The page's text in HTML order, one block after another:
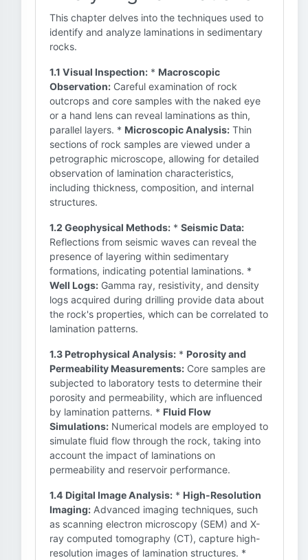
This chapter delves into the techniques used to
identify and analyze laminations in sedimentary
rocks.
1.1 Visual Inspection: * Macroscopic
Observation: Careful examination of rock
outcrops and core samples with the naked eye
or a hand lens can reveal laminations as thin,
parallel layers. * Microscopic Analysis: Thin
sections of rock samples are viewed under a
petrographic microscope, allowing for detailed
observation of lamination characteristics,
including thickness, composition, and internal
structures.
1.2 Geophysical Methods: * Seismic Data:
Reflections from seismic waves can reveal the
presence of layering within sedimentary
formations, indicating potential laminations. *
Well Logs: Gamma ray, resistivity, and density
logs acquired during drilling provide data about
the rock's properties, which can be correlated to
lamination patterns.
1.3 Petrophysical Analysis: * Porosity and
Permeability Measurements: Core samples are
subjected to laboratory tests to determine their
porosity and permeability, which are influenced
by lamination patterns. * Fluid Flow
Simulations: Numerical models are employed to
simulate fluid flow through the rock, taking into
account the impact of laminations on
permeability and reservoir performance.
1.4 Digital Image Analysis: * High-Resolution
Imaging: Advanced imaging techniques, such
as scanning electron microscopy (SEM) and X-
ray computed tomography (CT), capture high-
resolution images of lamination structures. *